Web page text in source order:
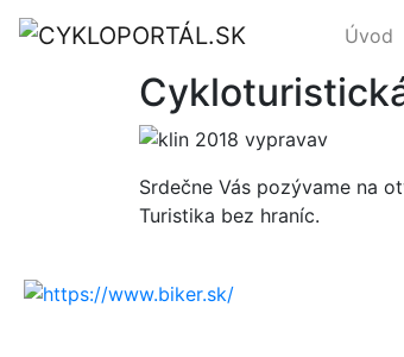
Úvod
Srdečne Vás pozývame na
Turistika bez hraníc.